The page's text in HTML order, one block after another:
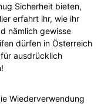
Sicherheit bieten,
erfahrt ihr, wie ihr
nämlich gewisse
dürfen in Österreich
ausdrücklich
Wiederverwendung